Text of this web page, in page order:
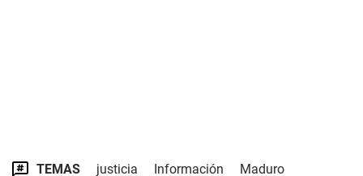
TEMAS justicia Información Maduro